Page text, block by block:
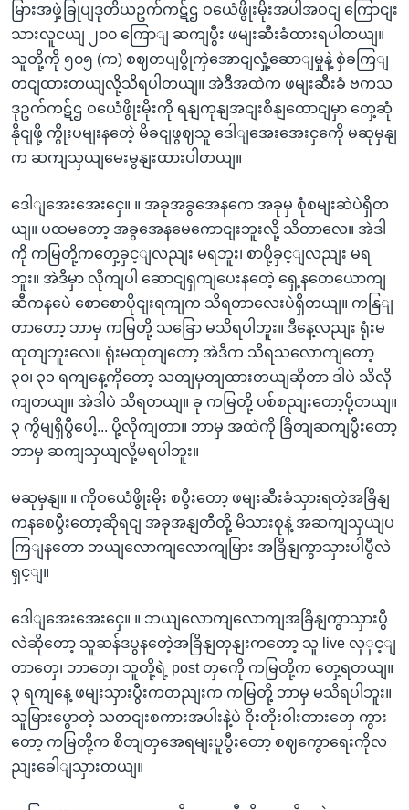
မြားအဖှဲ့ခြုပျဒုတိယဥက်ကဋ်ဌ ဝယေံဖွိုးမိုးအပါအဝငျ ကြောငျး
သားလူငယျ ၂၀၀ ကြောျ ဆကျပွီး ဖမျးဆီးခံထားရပါတယျ။
သူတို့ကို ၅၀၅ (က) စဈတပျပွိုကှဲအောငျလှုံ့ဆောျမှုနဲ့ စှဲခကြျ
တငျထားတယျလို့သိရပါတယျ။ အဲဒီအထဲက ဖမျးဆီးခံ ဗကသ
ဒုဥက်ကဋ်ဌ ဝယေံဖွိုးမိုးကို ရနျကုနျအငျးစိနျထောငျမှာ တှေ့ဆုံ
နိုငျဖို့ ကွိုးပမျးနတေဲ့ မိခငျဖွဈသူ ဒေါျအေးအေးငှကေို မဆုမှနျ
က ဆကျသှယျမေးမွနျးထားပါတယျ။
ဒေါျအေးအေးငှေ။ ။ အခုအခွအေနကေ အခုမှ စုံစမျးဆဲပဲရှိတ
ယျ။ ပထမတော့ အခွအေနမေကောငျးဘူးလို့ သိတာလေ။ အဲဒါ
ကို ကမြတို့ကတှေ့ခှင့ျလညျး မရဘူး၊ စာပို့ခှင့ျလညျး မရ
ဘူး။ အဲဒီမှာ လိုကျပါ ဆောငျရှကျပေးနတေဲ့ ရှေ့နတေယောကျ
ဆီကနပေဲ စောစောပိုငျးရကျက သိရတာလေးပဲရှိတယျ။ ကနြျ
တာတော့ ဘာမှ ကမြတို့ သခြော မသိရပါဘူး။ ဒီနေ့လညျး ရုံးမ
ထုတျဘူးလေ။ ရုံးမထုတျတော့ အဲဒီက သိရသလောကျတော့
၃၀၊ ၃၁ ရကျနေ့ကိုတော့ သတျမှတျထားတယျဆိုတာ ဒါပဲ သိလို
ကျတယျ။ အဲဒါပဲ သိရတယျ။ ခု ကမြတို့ ပစ်စညျးတော့ပို့တယျ။
၃ ကွိမျရှိပွီပေါ့... ပို့လိုကျတာ။ ဘာမှ အထဲကို ခြိတျဆကျပွီးတော့
ဘာမှ ဆကျသှယျလို့မရပါဘူး။
မဆုမှနျ။ ။ ကိုဝယေံဖွိုးမိုး စပွီးတော့ ဖမျးဆီးခံသှားရတဲ့အခြိနျ
ကနစေပွီးတော့ဆိုရငျ အခုအနျတီတို့ မိသားစုနဲ့ အဆကျသှယျပ
ကြျနတော ဘယျလောကျလောကျမြား အခြိနျကွာသှားပါပွီလဲ
ရှင့ျ။
ဒေါျအေးအေးငှေ။ ။ ဘယျလောကျလောကျအခြိနျကွာသှားပွီ
လဲဆိုတော့ သူဆန်ဒပွနတေဲ့အခြိနျတုနျးကတော့ သူ live လှှင့ျ
တာတှေ၊ ဘာတှေ၊ သူတို့ရဲ့ post တှကေို ကမြတို့က တှေ့ရတယျ။
၃ ရကျနေ့ ဖမျးသှားပွီးကတညျးက ကမြတို့ ဘာမှ မသိရပါဘူး။
သူမြားပွောတဲ့ သတငျးစကားအပါးနဲ့ပဲ ဝိုးတိုးဝါးတားတှေ ကွား
တော့ ကမြတို့က စိတျတှအေရမျးပူပွီးတော့ စဈကွောရေးကိုလ
ညျးခေါျသှားတယျ။